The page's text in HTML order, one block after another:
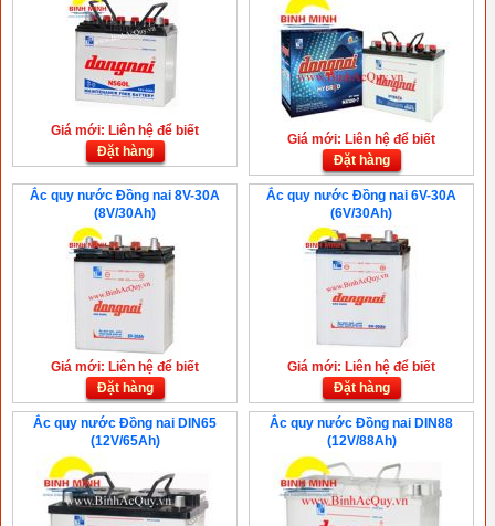
Giá mới: Liên hệ để biết
Đặt hàng
Giá mới: Liên hệ để biết
Đặt hàng
Ắc quy nước Đồng nai 8V-30A
(8V/30Ah)
Giá mới: Liên hệ để biết
Đặt hàng
Ắc quy nước Đồng nai 6V-30A
(6V/30Ah)
Giá mới: Liên hệ để biết
Đặt hàng
Ắc quy nước Đồng nai DIN65
(12V/65Ah)
Ắc quy nước Đồng nai DIN88
(12V/88Ah)